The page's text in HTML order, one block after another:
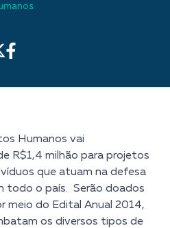
Humanos vai
R$1,4 milhão para projetos
que atuam na defesa
todo o país. Serão doados
meio do Edital Anual 2014,
os diversos tipos de